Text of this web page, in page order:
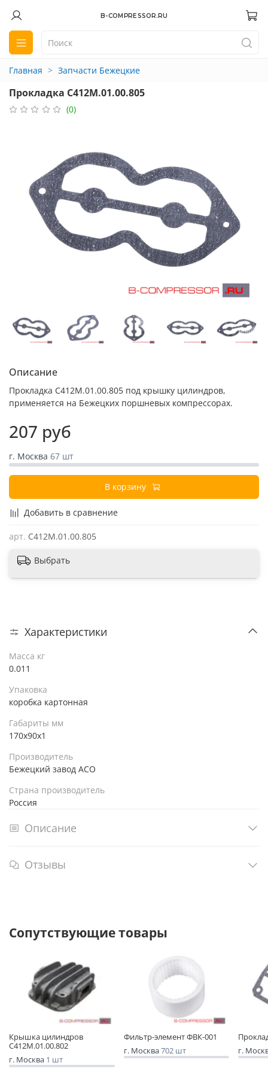
B-COMPRESSOR.RU
Главная Запчасти Бежецкие
Прокладка С412М.01.00.805
(0)
Добавить в сравнение
арт. С412М.01.00.805
Описание
Прокладка С412М.01.00.805 под крышку цилиндров,
применяется на Бежецких поршневых компрессорах.
207 руб
г. Москва 67 шт
В корзину
Выбрать
Характеристики
Масса кг
0.011
Упаковка
коробка картонная
Габариты мм
170х90х1
Производитель
Бежецкий завод АСО
Страна производитель
Россия
Описание
Отзывы
Сопутствующие товары
Крышка цилиндров
С412М.01.00.802
г. Москва 1 шт
Фильтр-элемент ФВК-001
г. Москва702 шт г.